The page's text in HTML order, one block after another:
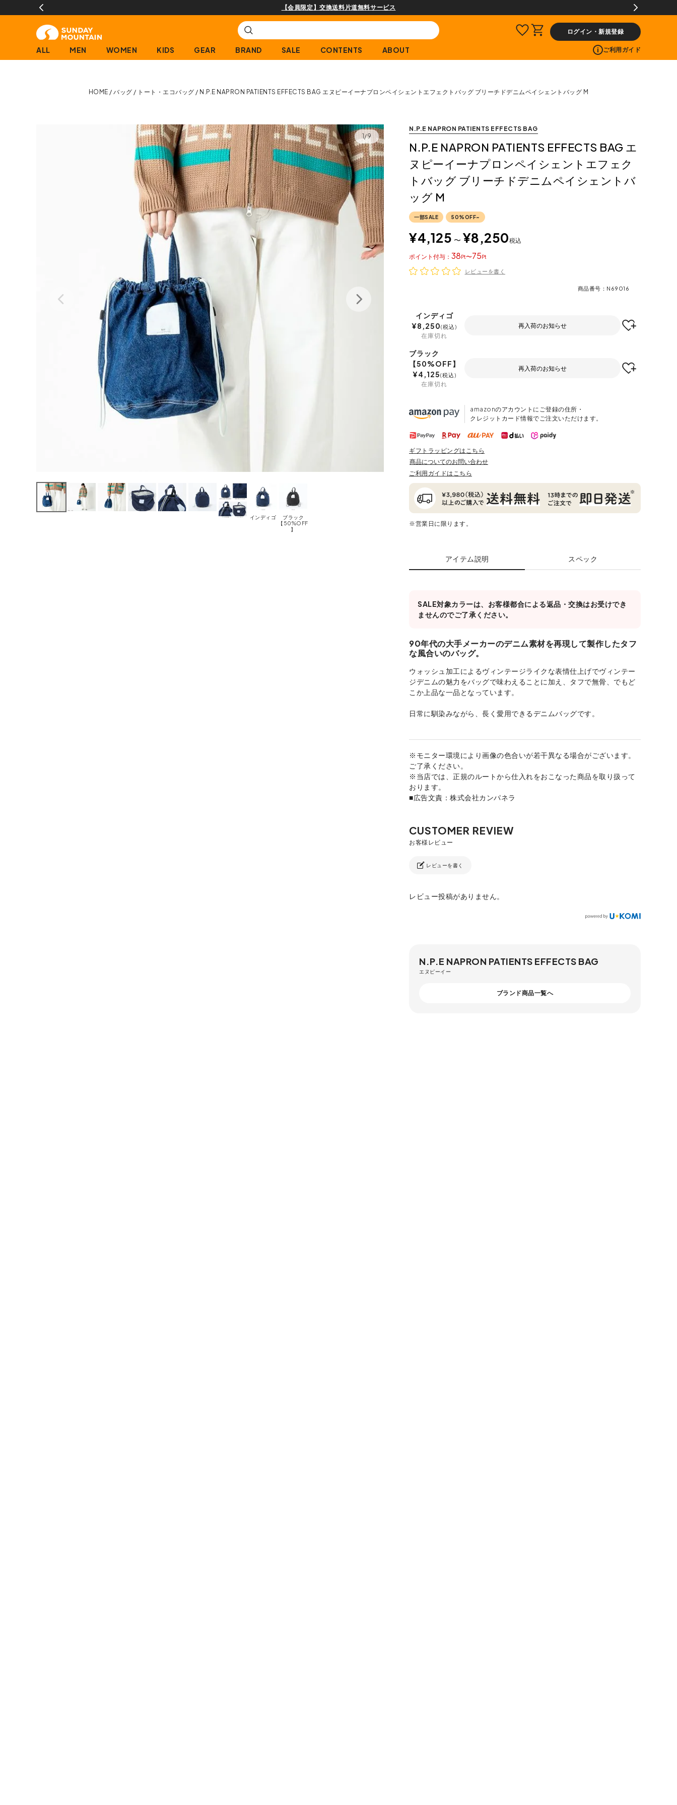
購入商品[¥2,000(税込)以上]のレビュー投稿で300ptプレゼント!
ログイン・新規登録
ALL MEN WOMEN KIDS GEAR BRAND SALE CONTENTS ABOUT ご利用ガイド
HOME バッグ トート・エコバッグ N.P.E NAPRON PATIENTS EFFECTS BAG エヌピーイーナプロンペイシェントエフェクトバッグ ブリーチドデニムペイシェントバッグ M
1/9
インディゴ
ブラック
【50%OFF
】
N.P.E NAPRON PATIENTS EFFECTS BAG
N.P.E NAPRON PATIENTS EFFECTS BAG エ
ヌピーイーナプロンペイシェントエフェク
トバッグ ブリーチドデニムペイシェントバ
ッグ M
一部SALE 50%OFF~
¥4,125 〜 ¥8,250税込
38 〜75
ポイント
レビューを書く
商品番号 N69016
インディゴ
¥8,250 税込
在庫切れ
再入荷のお知らせ
ブラック
【50%OFF】
¥4,125 税込
在庫切れ
再入荷のお知らせ
amazonのアカウントにご登録の住所・
クレジットカード情報でご注文いただけます。
ギフトラッピングはこちら
商品についてのお問い合わせ
ご利用ガイドはこちら
※営業日に限ります。
アイテム説明 スペック
SALE対象カラーは、お客様都合による返品・交換はお受けでき
ませんのでご了承ください。
90年代の大手メーカーのデニム素材を再現して製作したタフ
な風合いのバッグ。
ウォッシュ加工によるヴィンテージライクな表情仕上げでヴィンテー
ジデニムの魅力をバッグで味わえることに加え、タフで無骨、でもど
こか上品な一品となっています。
日常に馴染みながら、長く愛用できるデニムバッグです。
※モニター環境により画像の色合いが若干異なる場合がございます。
ご了承ください。
※当店では、正規のルートから仕入れをおこなった商品を取り扱って
おります。
■広告文責：株式会社カンパネラ
レビューを書く
レビュー投稿がありません。
N.P.E NAPRON PATIENTS EFFECTS BAG
エヌピーイー
ブランド商品一覧へ